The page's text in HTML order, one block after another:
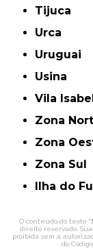
Tijuca
Urca
Uruguai
Usina
Vila
Zona
Zona
Zona Sul
ilha do
O conteúdo do texto "
direito reservado.
proibida sem a
do